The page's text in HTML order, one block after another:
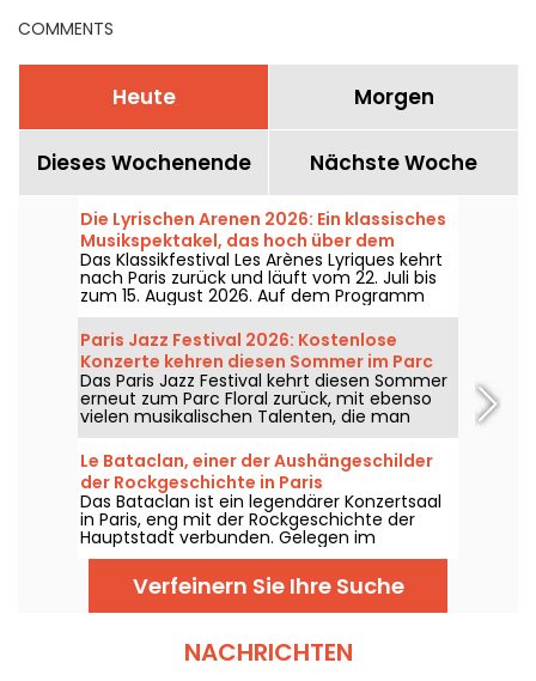
COMMENTS
Heute Morgen
Dieses Wochenende Nächste Woche
Die Lyrischen Arenen 2026: Ein klassisches
Musikspektakel, das hoch über dem
Montmartre-Hügel thront
Das Klassikfestival Les Arènes Lyriques kehrt
nach Paris zurück und läuft vom 22. Juli bis
zum 15. August 2026. Auf dem Programm
stehen nicht weniger als 16 Konzerte in den
Arenen von Montmartre, eine idyllische
Kulisse, um die großen Klassiker zu genießen.
Paris Jazz Festival 2026: Kostenlose
Konzerte kehren diesen Sommer im Parc
Floral zurück – Das Programm
Das Paris Jazz Festival kehrt diesen Sommer
erneut zum Parc Floral zurück, mit ebenso
vielen musikalischen Talenten, die man
sehen und hören kann – in einer idyllischen
Umgebung. Hier finden Sie das Programm
der kostenlosen Konzerte, das vom 24. Juni
bis zum 6. September 2026 zu entdecken
ist!
Le Bataclan, einer der Aushängeschilder
der Rockgeschichte in Paris
Das Bataclan ist ein legendärer Konzertsaal
in Paris, eng mit der Rockgeschichte der
Hauptstadt verbunden. Gelegen im
pulsierenden 11. Arrondissement, bleibt es ein
emblematischer Ort der Pariser Musikszene.
Verfeinern Sie Ihre Suche
NACHRICHTEN